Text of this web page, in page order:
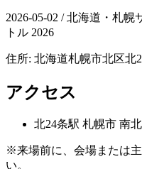
2026-05-02 / 北海道・札
トル 2026
住所: 北海道札幌市北区北
アクセス
北24条駅 札幌市 南
※来場前に、会場または
い。